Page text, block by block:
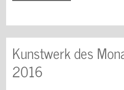
Kunstwerk des
2016